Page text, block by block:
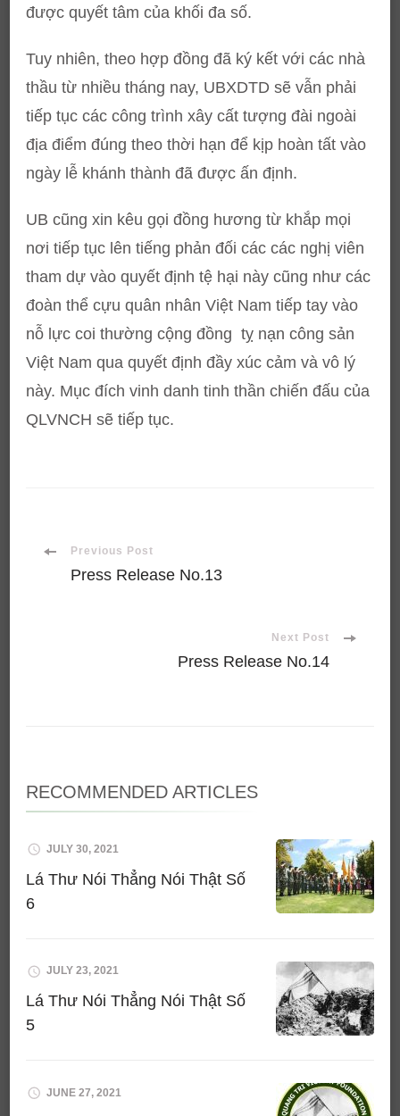
được quyết tâm của khối đa số.
Tuy nhiên, theo hợp đồng đã ký kết với các nhà
thầu từ nhiều tháng nay, UBXDTD sẽ vẫn phải
tiếp tục các công trình xây cất tượng đài ngoài
địa điểm đúng theo thời hạn để kịp hoàn tất vào
ngày lễ khánh thành đã được ấn định.
UB cũng xin kêu gọi đồng hương từ khắp mọi
nơi tiếp tục lên tiếng phản đối các các nghị viên
tham dự vào quyết định tệ hại này cũng như các
đoàn thể cựu quân nhân Việt Nam tiếp tay vào
nỗ lực coi thường cộng đồng tỵ nạn công sản
Việt Nam qua quyết định đầy xúc cảm và vô lý
này. Mục đích vinh danh tinh thần chiến đấu của
QLVNCH sẽ tiếp tục.
PostPrevious Post
Press Release No.13
Next Post
Press Release No.14
RECOMMENDED ARTICLES
JULY 30, 2021
Lá Thư Nói Thẳng Nói Thật Số
6
JULY 23, 2021
Lá Thư Nói Thẳng Nói Thật Số
5
JUNE 27, 2021